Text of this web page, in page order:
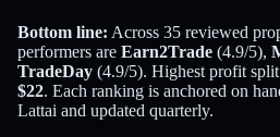
Bottom line: Across 35 reviewed
performers are Earn2Trade (4.9/5),
TradeDay (4.9/5). Highest profit
$22. Each ranking is anchored on
Lattai and updated quarterly.